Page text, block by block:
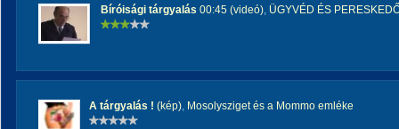
Bíróisági tárgyalás 00:45 (videó), ÜGYVÉD ÉS
A tárgyalás ! (kép), Mosolysziget és a Mommo emléke